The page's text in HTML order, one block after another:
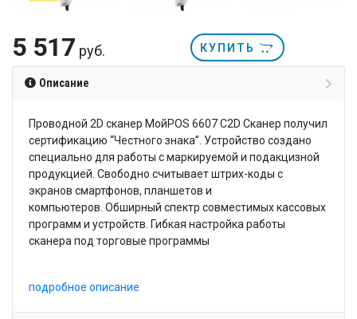
5 517 руб. КУПИТЬ
Описание
Проводной 2D сканер МойPOS 6607 C2D Сканер получил
сертификацию “Честного знака”. Устройство создано
специально для работы с маркируемой и подакцизной
продукцией. Свободно считывает штрих-коды с
экранов смартфонов, планшетов и
компьютеров. Обширный спектр совместимых кассовых
программ и устройств. Гибкая настройка работы
сканера под торговые программы
подробное описание